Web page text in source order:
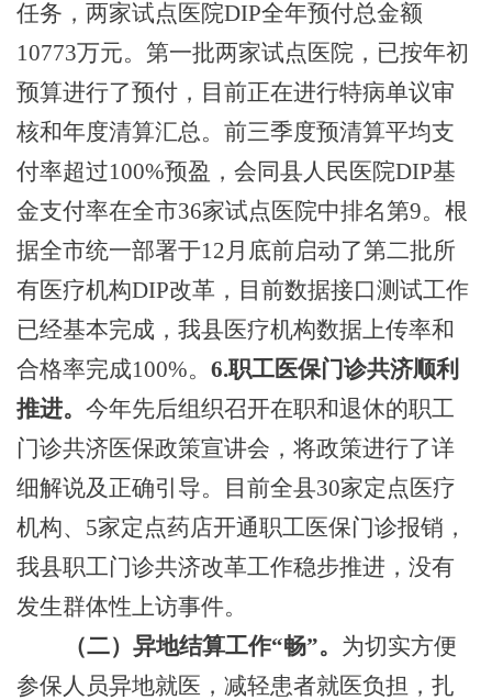
任务，两家试点医院DIP全年预付总金额
10773万元。第一批两家试点医院，已按年初
预算进行了预付，目前正在进行特病单议审
核和年度清算汇总。前三季度预清算平均支
付率超过100%预盈，会同县人民医院DIP基
金支付率在全市36家试点医院中排名第9。根
据全市统一部署于12月底前启动了第二批所
有医疗机构DIP改革，目前数据接口测试工作
已经基本完成，我县医疗机构数据上传率和
合格率完成100%。 6.职工医保门诊共济顺利
推进。 今年先后组织召开在职和退休的职工
门诊共济医保政策宣讲会，将政策进行了详
细解说及正确引导。目前全县30家定点医疗
机构、5家定点药店开通职工医保门诊报销，
我县职工门诊共济改革工作稳步推进，没有
发生群体性上访事件。
（二）异地结算工作“畅”。 为切实方便
参保人员异地就医，减轻患者就医负担，扎